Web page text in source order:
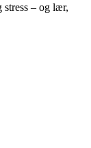
stress – og lær,